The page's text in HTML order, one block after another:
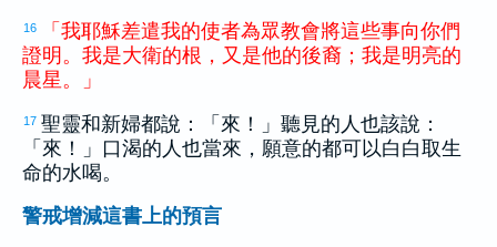
16 「 我耶穌差遣我的使者為眾教會將這些事向你們
證明 。 我是大衛的根 ， 又 是他的後裔 ； 我是明亮的
晨星 。 」
17 聖靈和新婦都說：「來！」聽見的人也該說：
「來！」口渴的人也當來，願意的都可以白白取生
命的水喝。
警戒增減這書上的預言